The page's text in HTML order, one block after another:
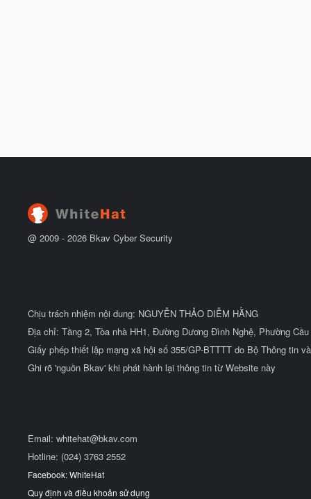
@ 2009 - 2026 Bkav Cyber Security
Chịu trách nhiệm nội dung: NGUYỄN THẢO DIỄM HẰNG
Địa chỉ: Tầng 2, Tòa nhà HH1, Đường Dương Đình Nghệ, Phường
Giấy phép thiết lập mạng xã hội số 355/GP-BTTTT do Bộ Thông tin
Ghi rõ 'nguồn Bkav' khi phát hành lại thông tin từ Website này
Email: whitehat@bkav.com
Hotline: (024) 3763 2552
Facebook: WhiteHat
Quy định và điều khoản sử dụng